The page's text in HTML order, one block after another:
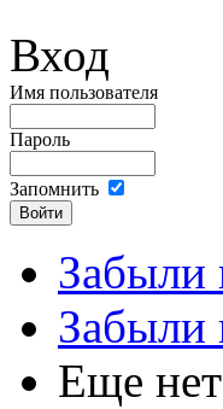
Вход
Имя пользователя
Пароль
Запомнить
Забыли
Забыли
Еще